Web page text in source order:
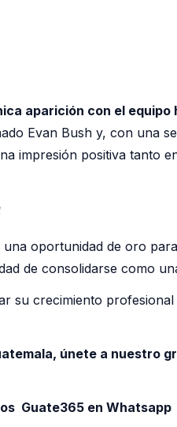
aparición con el equipo
Evan Bush y, con una
impresión positiva tanto
oportunidad de oro
de consolidarse como
su crecimiento profesional
únete a nuestro
Guate365 en Whatsapp